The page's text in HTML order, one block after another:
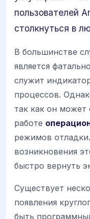
пользователей
столкнуться в
В большинстве
является
служит
процессов.
так как он может
работе
режимов
возникновения
быстро вернуть
Существует
появления
быть